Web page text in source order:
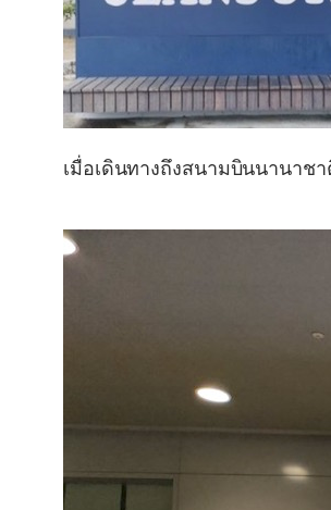
เมื่อเดินทางถึงสนามบินนานา